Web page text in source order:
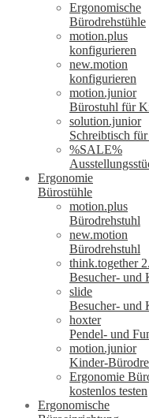
Ergonomische
Bürodrehstühle
motion.plus
konfigurieren
new.motion
konfigurieren
motion.junior
Bürostuhl für
solution.junior
Schreibtisch
%SALE%
Ergonomie
Bürostühle
motion.plus
Bürodrehstuhl
new.motion
Bürodrehstuhl
think.together
Besucher- und
slide
Besucher- und
hoxter
Pendel- und
motion.junior
Kinder-
Ergonomie
kostenlos testen
Ergonomische